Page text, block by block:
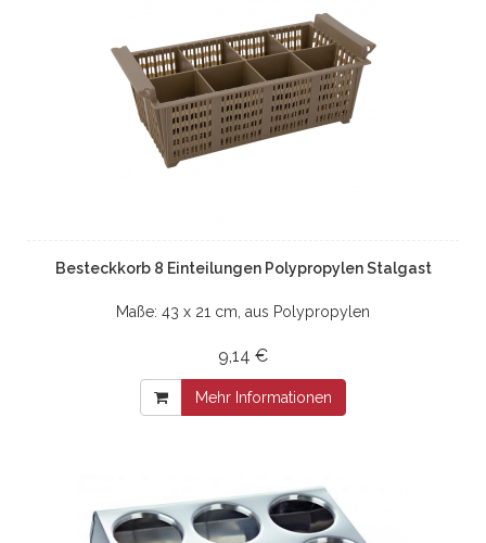
Besteckkorb 8 Einteilungen Polypropylen Stalgast
Maße: 43 x 21 cm, aus Polypropylen
9,14 €
Mehr Informationen